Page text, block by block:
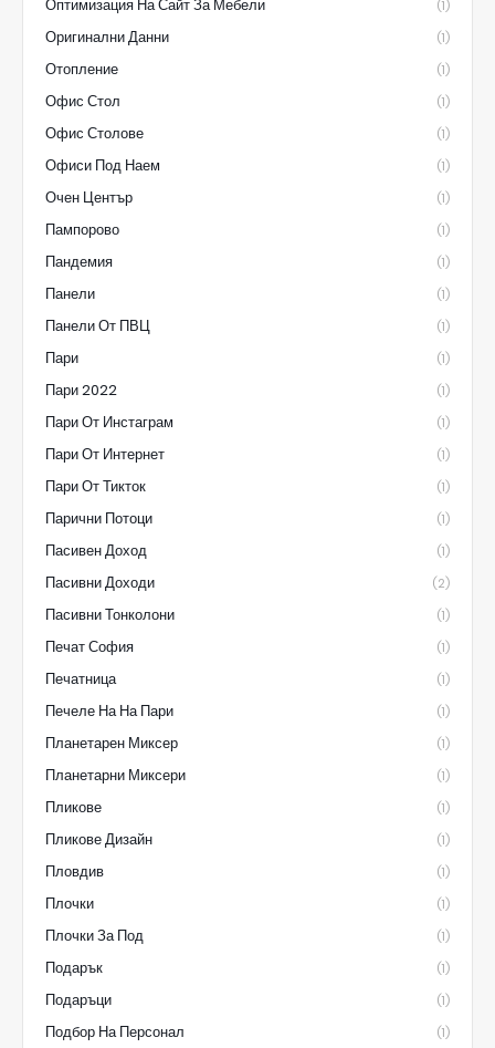
Оптимизация На Сайт За Мебели (1)
Оригинални Данни (1)
Отопление (1)
Офис Стол (1)
Офис Столове (1)
Офиси Под Наем (1)
Очен Център (1)
Пампорово (1)
Пандемия (1)
Панели (1)
Панели От ПВЦ (1)
Пари (1)
Пари 2022 (1)
Пари От Инстаграм (1)
Пари От Интернет (1)
Пари От Тикток (1)
Парични Потоци (1)
Пасивен Доход (1)
Пасивни Доходи (2)
Пасивни Тонколони (1)
Печат София (1)
Печатница (1)
Печеле На На Пари (1)
Планетарен Миксер (1)
Планетарни Миксери (1)
Пликове (1)
Пликове Дизайн (1)
Пловдив (1)
Плочки (1)
Плочки За Под (1)
Подарък (1)
Подаръци (1)
Подбор На Персонал (1)